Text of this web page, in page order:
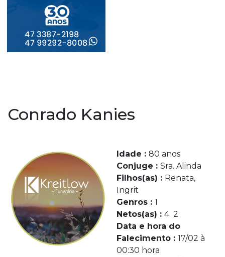
Conrado Kanies
Idade : 80 anos
Conjuge : Sra. Alinda
Filhos(as) : Renata,
Ingrit
Genros : 1
Netos(as) : 4 2
Data e hora do
Falecimento : 17/02 à
00:30 hora